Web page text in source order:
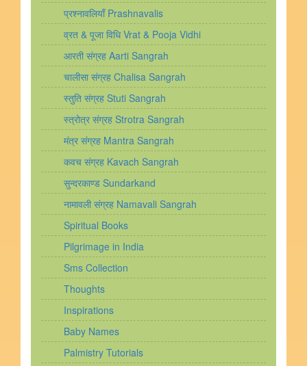
प्रश्नावलियाँ Prashnavalis
व्रत & पूजा विधि Vrat & Pooja Vidhi
आरती संग्रह Aarti Sangrah
चालीसा संग्रह Chalisa Sangrah
स्तुति संग्रह Stuti Sangrah
स्त्रोत्र संग्रह Strotra Sangrah
मंत्र संग्रह Mantra Sangrah
कवच संग्रह Kavach Sangrah
सुन्दरकाण्ड Sundarkand
नामावली संग्रह Namavali Sangrah
Spiritual Books
Pilgrimage in India
Sms Collection
Thoughts
Inspirations
Baby Names
Palmistry Tutorials